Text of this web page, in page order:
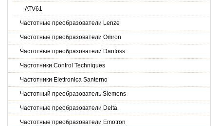
ATV61
Частотные преобразователи Lenze
Частотные преобразователи Omron
Частотные преобразователи Danfoss
Частотники Control Techniques
Частотники Elettronica Santerno
Частотный преобразователь Siemens
Частотные преобразователи Delta
Частотные преобразователи Emotron